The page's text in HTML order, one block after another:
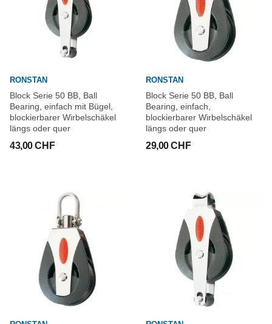
RONSTAN
Block Serie 50 BB, Ball
Bearing, einfach mit Bügel,
blockierbarer Wirbelschäkel
längs oder quer
43,00 CHF
RONSTAN
Block Serie 50 BB, Ball
Bearing, einfach,
blockierbarer Wirbelschäkel
längs oder quer
29,00 CHF